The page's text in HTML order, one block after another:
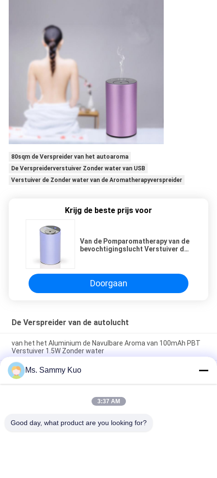
80sqm de Verspreider van het autoaroma
De Verspreiderverstuiver Zonder water van USB
Verstuiver de Zonder water van de Aromatherapyverspreider
Krijg de beste prijs voor
Van de Pomparomatherapy van de
bevochtigingslucht Verstuiver de
Doorgaan
De Verspreider van de autolucht
van het het Aluminium de Navulbare Aroma van 100mAh PBT
Verstuiver 1.5W Zonder water
Navulbare van de de Autoverstuiver 100mA van PBT 1.5W Usb
van de de Geurgeur de Olieverspreider Zonder water
DC5V van de het Aluminiumauto van pp PBT van de de
Geurverspreider 100mA Verfrissing van de de Autolucht de
Ms. Sammy Kuo
3:37 AM
Good day, what product are you looking for?